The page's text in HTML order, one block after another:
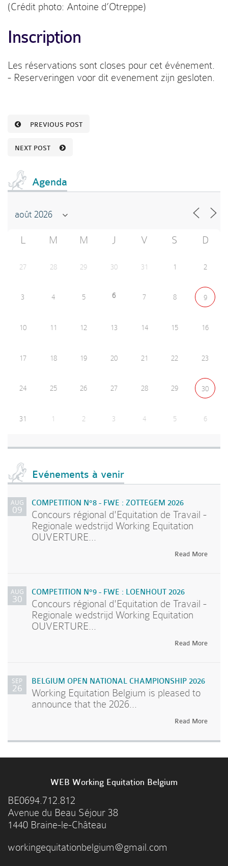
(Crédit photo: Antoine d’Otreppe)
Inscription
Les réservations sont closes pour cet événement.
- Reserveringen voor dit evenement zijn gesloten.
PREVIOUS POST
NEXT POST
Agenda
L M M J V S D
27 28 29 30 31 1 2
3 4 5 6 7 8 9
10 11 12 13 14 15 16
17 18 19 20 21 22 23
24 25 26 27 28 29 30
31 1 2 3 4 5 6
Evénements à venir
AUG
09
COMPETITION N°8 - FWE : ZOTTEGEM 2026
Concours régional d'Equitation de Travail -
Regionale wedstrijd Working Equitation
OUVERTURE...
Read More
AUG
30
COMPETITION N°9 - FWE : LOENHOUT 2026
Concours régional d'Equitation de Travail -
Regionale wedstrijd Working Equitation
OUVERTURE...
Read More
SEP
26
BELGIUM OPEN NATIONAL CHAMPIONSHIP 2026
Working Equitation Belgium is pleased to
announce that the 2026...
Read More
WEB Working Equitation Belgium
BE0694.712.812
Avenue du Beau Séjour 38
1440 Braine-le-Château
workingequitationbelgium@gmail.com